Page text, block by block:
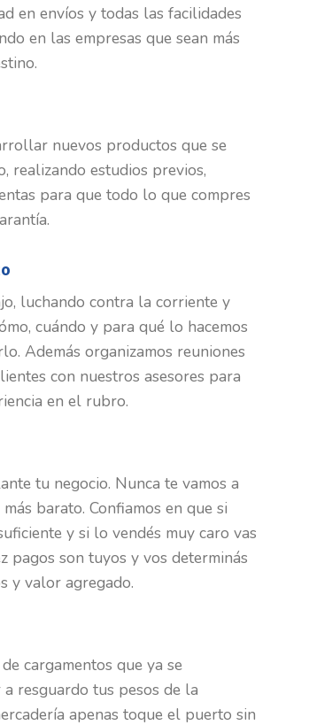
en envíos y todas las facilidades
en las empresas que sean más
nuevos productos que se
realizando estudios previos,
para que todo lo que compres
luchando contra la corriente y
cuándo y para qué lo hacemos
Además organizamos reuniones
con nuestros asesores para
en el rubro.
tu negocio. Nunca te vamos a
barato. Confiamos en que si
y si lo vendés muy caro vas
pagos son tuyos y vos determinás
y valor agregado.
cargamentos que ya se
resguardo tus pesos de la
apenas toque el puerto sin